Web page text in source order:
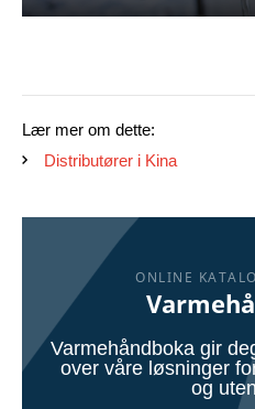
Lær mer om dette:
Distributører i Kina
ONLINE
Varmehåndboka gir
over våre løsninger
og